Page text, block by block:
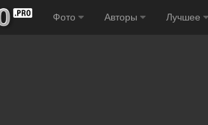
Фото Авторы Лучшее